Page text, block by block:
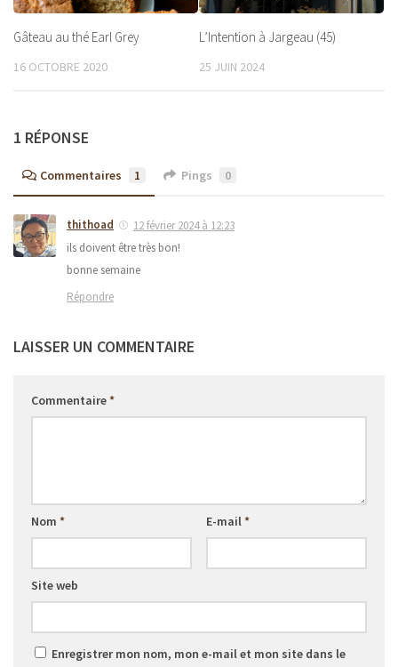
Gâteau au thé Earl Grey
16 OCTOBRE 2020
L’Intention à Jargeau (45)
25 JUIN 2024
1 RÉPONSE
Commentaires 1 Pings 0
thithoad
12 février 2024 à 12:23
ils doivent être très bon!
bonne semaine
Répondre
LAISSER UN COMMENTAIRE
Commentaire*
Nom * E-mail*
Site web
Enregistrer mon nom, mon e-mail et mon site dans le